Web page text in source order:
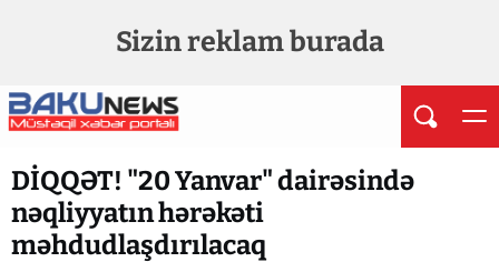
Sizin reklam burada
DİQQƏT! "20 Yanvar" dairəsində
nəqliyyatın hərəkəti
məhdudlaşdırılacaq